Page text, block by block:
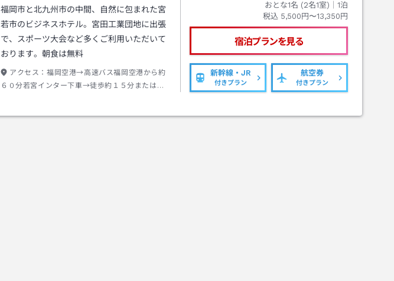
福岡市と北九州市の中間、自然に包まれた宮
若市のビジネスホテル。宮田工業団地に出張
で、スポーツ大会など多くご利用いただいて
おります。朝食は無料
アクセス： 福岡空港→高速バス福岡空港から約
６０分若宮インター下車→徒歩約１５分またはタ
おとな1名 (2名1室)｜ 1泊
税込 5,500円〜13,350円
宿泊プランを見る
新幹線・JR
付きプラン
航空券
付きプラン